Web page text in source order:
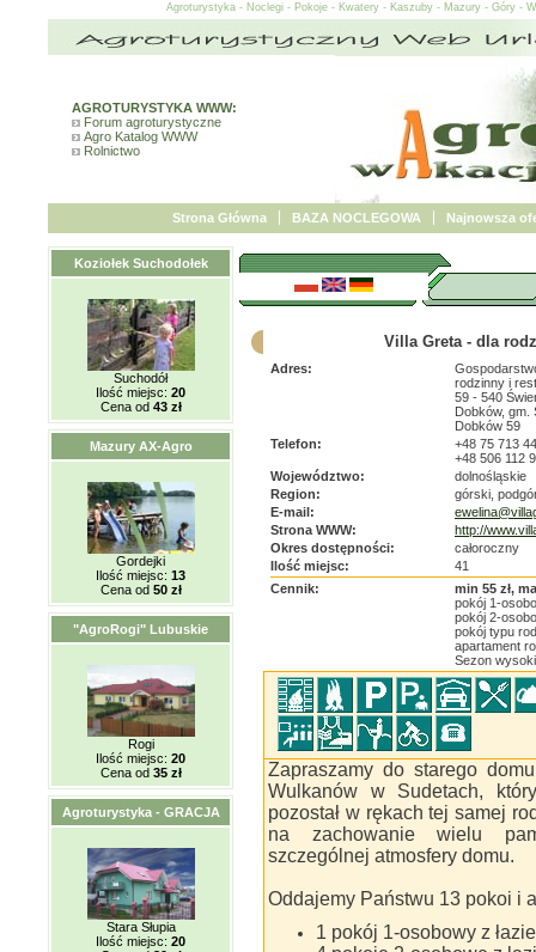
Agroturystyka - Noclegi - Pokoje - Kwatery - Kaszuby - Mazury - Góry -
AGROTURYSTYKA WWW:
Forum agroturystyczne
Agro Katalog WWW
Rolnictwo
Strona Główna BAZA NOCLEGOWA Najnowsza
Koziołek Suchodołek
Suchodół
Ilość miejsc: 20
Cena od 43 zł
Mazury AX-Agro
Gordejki
Ilość miejsc: 13
Cena od 50 zł
"AgroRogi" Lubuskie
Rogi
Ilość miejsc: 20
Cena od 35 zł
Agroturystyka - GRACJA
Stara Słupia
Ilość miejsc: 20
Villa Greta - dla
Adres:
rodzinny i
59 - 540
Dobków, gm.
Dobków 59
Telefon:
+48 75 713
+48 506 112
Województwo:
dolnośląskie
Region:
górski,
E-mail:
Strona WWW:
http://
Okres dostępności:
całoroczny
Ilość miejsc:
41
Cennik:
min 55 zł,
pokój 1-
pokój 2-
pokój typu
apartament
Sezon
Zapraszamy do starego
Wulkanów w Sudetach,
pozostał w rękach tej samej
na zachowanie wielu
szczególnej atmosfery domu.
Oddajemy Państwu 13 pokoi i
1 pokój 1-osobowy z